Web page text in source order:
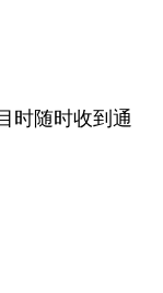
时随时收到通